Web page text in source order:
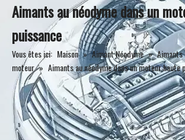
Aimants au néodyme dans un
puissance
Vous êtes ici: Maison » Aimant Néodyme » Aimants
moteur » Aimants au néodyme dans un moteur haute